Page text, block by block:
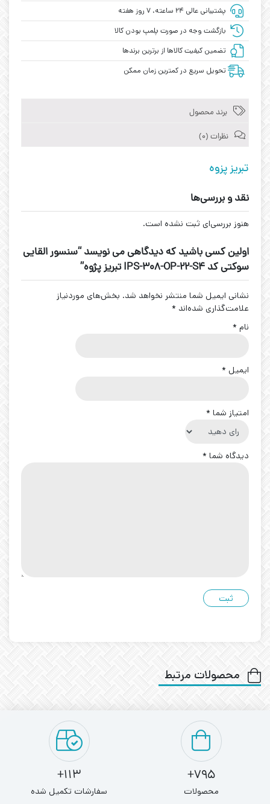
پشتیبانی عالی ۲۴ ساعته، ۷ روز هفته
بازگشت وجه در صورت پلمپ بودن کالا
تضمین کیفیت کالاها از برترین برندها
تحویل سریع در کمترین زمان ممکن
برند محصول
نظرات (0)
تبریز پزوه
نقد و بررسی‌ها
هنوز بررسی‌ای ثبت نشده است.
اولین کسی باشید که دیدگاهی می نویسد “سنسور القایی
سوکتی کد IPS-308-OP-22-S4 تبریز پژوه”
نشانی ایمیل شما منتشر نخواهد شد. بخش‌های موردنیاز
علامت‌گذاری شده‌اند *
نام *
ایمیل *
امتیاز شما *
دیدگاه شما *
محصولات مرتبط
795+
محصولات
113+
سفارشات تکمیل شده